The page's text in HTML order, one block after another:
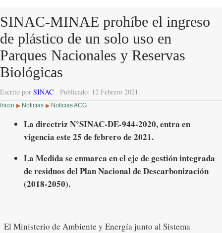
SINAC-MINAE prohíbe el ingreso
de plástico de un solo uso en
Parques Nacionales y Reservas
Biológicas
Escrito por SINAC Publicado: 12 Febrero 2021.
Inicio ▶ Noticias ▶ Noticias ACG
La directriz N°SINAC-DE-944-2020, entra en
vigencia este 25 de febrero de 2021.
La Medida se enmarca en el eje de gestión integrada
de residuos del Plan Nacional de Descarbonización
(2018-2050).
El Ministerio de Ambiente y Energía junto al Sistema